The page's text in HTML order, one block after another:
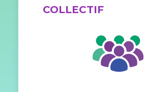
COLLECTIF